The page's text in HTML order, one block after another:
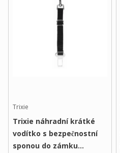
Trixie
Trixie náhradní krátké
vodítko s bezpečnostní
sponou do zámku